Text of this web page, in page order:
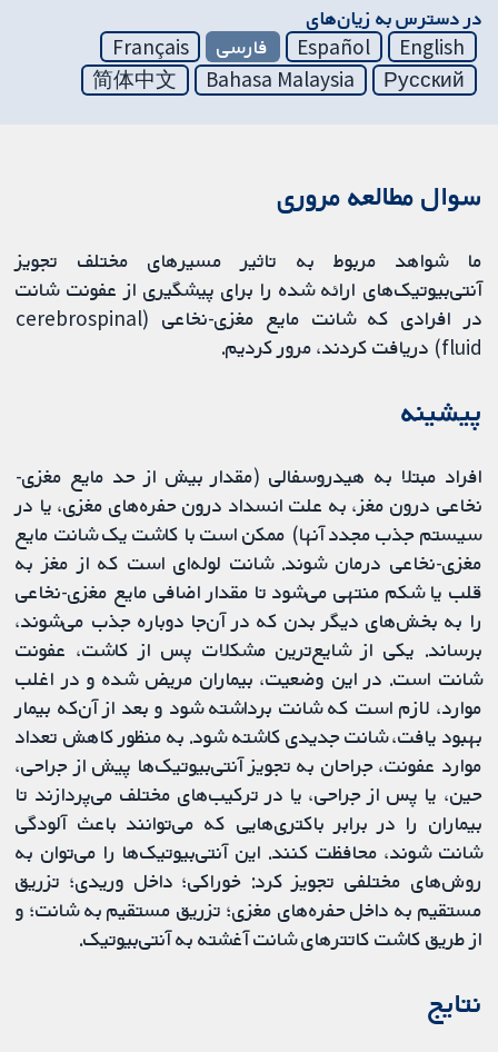
در دسترس به زیان‌های
English
Español فارسی
Français
Русский
Bahasa Malaysia
简体中文
سوال مطالعه مروری
ما شواهد مربوط به تاثیر مسیرهای مختلف تجویز
آنتی‌بیوتیک‌های ارائه شده را برای پیشگیری از عفونت شانت
در افرادی که شانت مایع مغزی‌-نخاعی (cerebrospinal
fluid) دریافت کردند، مرور کردیم.
پیشینه
افراد مبتلا به هیدروسفالی (مقدار بیش از حد مایع مغزی‌-
نخاعی درون مغز، به علت انسداد درون حفره‌های مغزی، یا در
سیستم جذب مجدد آنها) ممکن است با کاشت یک شانت مایع
مغزی‌-نخاعی درمان شوند. شانت لوله‌ای است که از مغز به
قلب یا شکم منتهی می‌شود تا مقدار اضافی مایع مغزی‌-نخاعی
را به بخش‌های دیگر بدن که در آن‌جا دوباره جذب می‌شوند،
برساند. یکی از شایع‌ترین مشکلات پس از کاشت، عفونت
شانت است. در این وضعیت، بیماران مریض شده و در اغلب
موارد، لازم است که شانت برداشته شود و بعد از آن‌که بیمار
بهبود یافت، شانت جدیدی کاشته ‌شود. به منظور کاهش تعداد
موارد عفونت، جراحان به تجویز آنتی‌بیوتیک‌ها پیش از جراحی،
حین، یا پس از جراحی، یا در ترکیب‌های مختلف می‌پردازند تا
بیماران را در برابر باکتری‌هایی که می‌توانند باعث آلودگی
شانت شوند، محافظت کنند. این آنتی‌بیوتیک‌ها را می‌توان به
روش‌های مختلفی تجویز کرد: خوراکی؛ داخل وریدی؛ تزریق
مستقیم به داخل حفره‌های مغزی؛ تزریق مستقیم به شانت؛ و
از طریق کاشت کاتترهای شانت آغشته به آنتی‌بیوتیک.
نتایج